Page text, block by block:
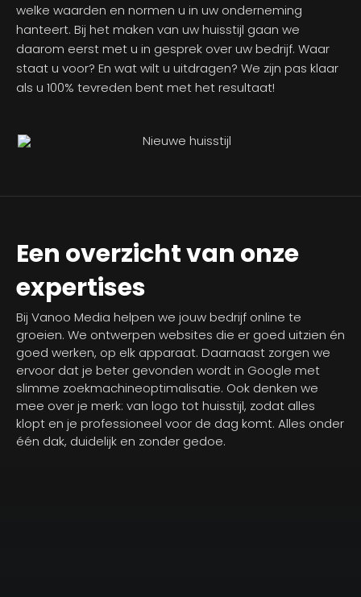
welke waarden en normen u in uw onderneming
hanteert. Bij het maken van uw huisstijl gaan we
daarom eerst met u in gesprek over uw bedrijf. Waar
staat u voor? En wat wilt u uitdragen? We zijn pas klaar
als u 100% tevreden bent met het resultaat!
Een overzicht van onze
expertises
Bij Vanoo Media helpen we jouw bedrijf online te
groeien. We ontwerpen websites die er goed uitzien én
goed werken, op elk apparaat. Daarnaast zorgen we
ervoor dat je beter gevonden wordt in Google met
slimme zoekmachineoptimalisatie. Ook denken we
mee over je merk: van logo tot huisstijl, zodat alles
klopt en je professioneel voor de dag komt. Alles onder
één dak, duidelijk en zonder gedoe.